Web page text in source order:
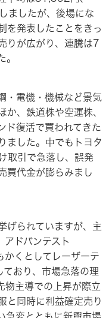
ましたが、後場にな
を発表したことをきっ
りが広がり、連騰は7
。
・電機・機械など景気
か、鉄道株や空運株、
ド復活で買われてきた
ました。中でもトヨタ
引で急落し、誤発
買代金が膨らみまし
げられていますが、主
ドバンテスト
かくとしてレーザーテ
おり、市場急落の理
物主導での上昇が際立
と同時に利益確定売り